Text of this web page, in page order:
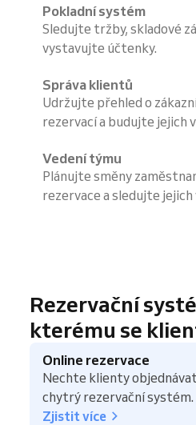
Pokladní systém
Sledujte tržby, skladové
vystavujte účtenky.
Správa klientů
Udržujte přehled o
rezervací a budujte jejich
Vedení týmu
Plánujte směny
rezervace a sledujte jejich
Rezervační
kterému se
Online rezervace
Nechte klienty
chytrý rezervační systém.
Zjistit více